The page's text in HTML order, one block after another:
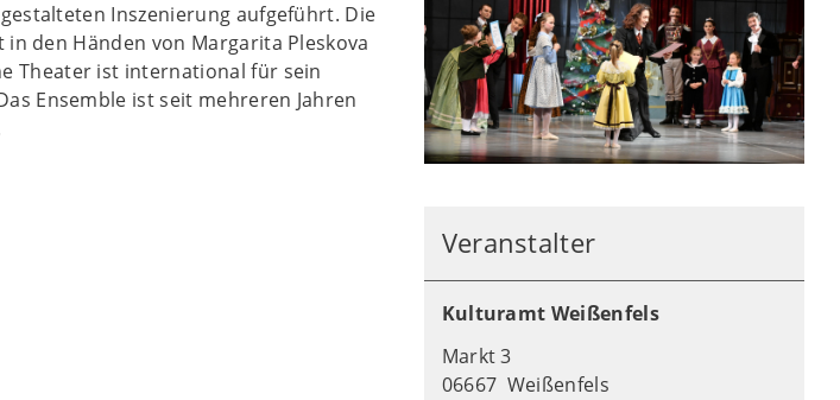
Inszenierung aufgeführt. Die
den Händen von Margarita Pleskova
Theater ist international für sein
Ensemble ist seit mehreren Jahren
Veranstalter
Kulturamt Weißenfels
Markt 3
06667 Weißenfels